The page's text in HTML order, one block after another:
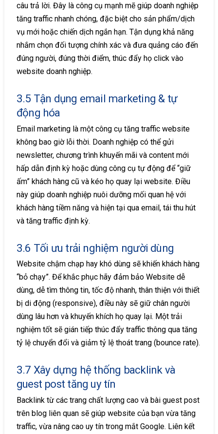
câu trả lời. Đây là công cụ mạnh mẽ giúp doanh nghiệp
tăng traffic nhanh chóng, đặc biệt cho sản phẩm/dịch
vụ mới hoặc chiến dịch ngắn hạn. Tận dụng khả năng
nhắm chọn đối tượng chính xác và đưa quảng cáo đến
đúng người, đúng thời điểm, thúc đẩy họ click vào
website doanh nghiệp.
3.5 Tận dụng email marketing & tự
động hóa
Email marketing là một công cụ tăng traffic website
không bao giờ lỗi thời. Doanh nghiệp có thể gửi
newsletter, chương trình khuyến mãi và content mới
hấp dẫn định kỳ hoặc dùng công cụ tự động để “giữ
ấm” khách hàng cũ và kéo họ quay lại website. Điều
này giúp doanh nghiệp nuôi dưỡng mối quan hệ với
khách hàng tiềm năng và hiện tại qua email, tái thu hút
và tăng traffic định kỳ.
3.6 Tối ưu trải nghiệm người dùng
Website chậm chạp hay khó dùng sẽ khiến khách hàng
“bỏ chạy”. Để khắc phục hãy đảm bảo Website dễ
dùng, dễ tìm thông tin, tốc độ nhanh, thân thiện với thiết
bị di động (responsive), điều này sẽ giữ chân người
dùng lâu hơn và khuyến khích họ quay lại. Một trải
nghiệm tốt sẽ gián tiếp thúc đẩy traffic thông qua tăng
tỷ lệ chuyển đổi và giảm tỷ lệ thoát trang (bounce rate).
3.7 Xây dựng hệ thống backlink và
guest post tăng uy tín
Backlink từ các trang chất lượng cao và bài guest post
trên blog liên quan sẽ giúp website của bạn vừa tăng
traffic, vừa nâng cao uy tín trong mắt Google. Liên kết